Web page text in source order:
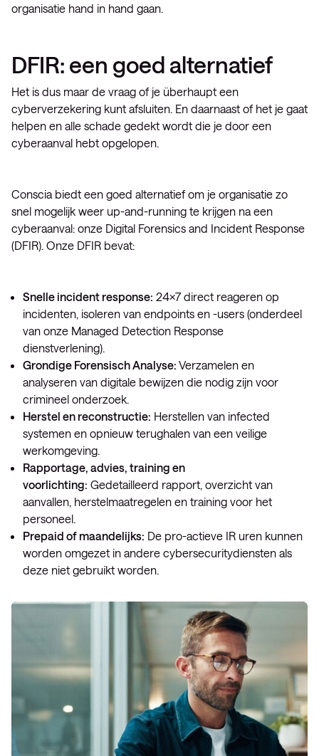
organisatie hand in hand gaan.
DFIR: een goed alternatief
Het is dus maar de vraag of je überhaupt een
cyberverzekering kunt afsluiten. En daarnaast of het je gaat
helpen en alle schade gedekt wordt die je door een
cyberaanval hebt opgelopen.
Conscia biedt een goed alternatief om je organisatie zo
snel mogelijk weer up-and-running te krijgen na een
cyberaanval: onze Digital Forensics and Incident Response
(DFIR). Onze DFIR bevat:
Snelle incident response: 24×7 direct reageren op
incidenten, isoleren van endpoints en -users (onderdeel
van onze Managed Detection Response
dienstverlening).
Grondige Forensisch Analyse: Verzamelen en
analyseren van digitale bewijzen die nodig zijn voor
crimineel onderzoek.
Herstel en reconstructie: Herstellen van infected
systemen en opnieuw terughalen van een veilige
werkomgeving.
Rapportage, advies, training en
voorlichting: Gedetailleerd rapport, overzicht van
aanvallen, herstelmaatregelen en training voor het
personeel.
Prepaid of maandelijks: De pro-actieve IR uren kunnen
worden omgezet in andere cybersecuritydiensten als
deze niet gebruikt worden.